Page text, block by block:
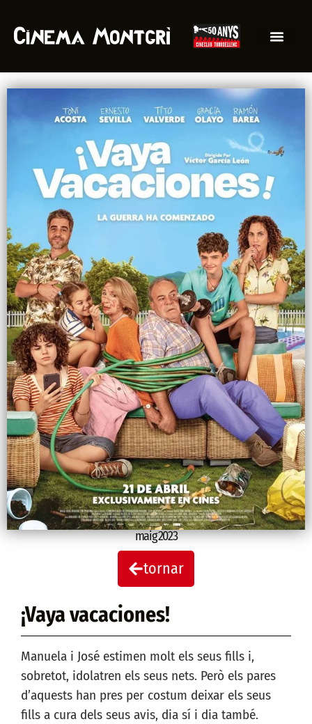
maig 2023
tornar
¡Vaya vacaciones!
Manuela i José estimen molt els seus fills i,
sobretot, idolatren els seus nets. Però els pares
d’aquests han pres per costum deixar els seus
fills a cura dels seus avis, dia sí i dia també.